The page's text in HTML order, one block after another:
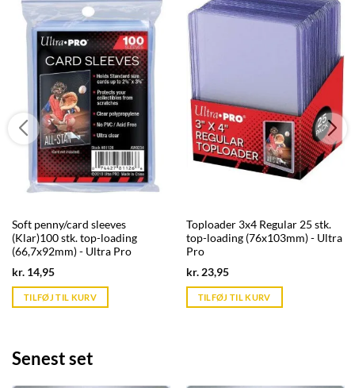
Soft penny/card sleeves
(Klar)100 stk. top-loading
(66,7x92mm) - Ultra Pro
kr. 14,95Current
is:
kr. 39,95.
TILFØJ TIL KURV
Toploader 3x4 Regular 25 stk.
top-loading (76x103mm) - Ultra
Pro
kr.23,95Current
is:
kr. 39,95.
TILFØJ TIL KURV
Senest set